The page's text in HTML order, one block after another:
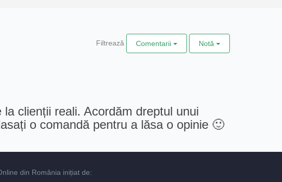
Filtrează Comentarii Notă
clienții reali. Acordăm dreptul unui
o comandă pentru a lăsa o opinie 🙂
din România inițiat de: